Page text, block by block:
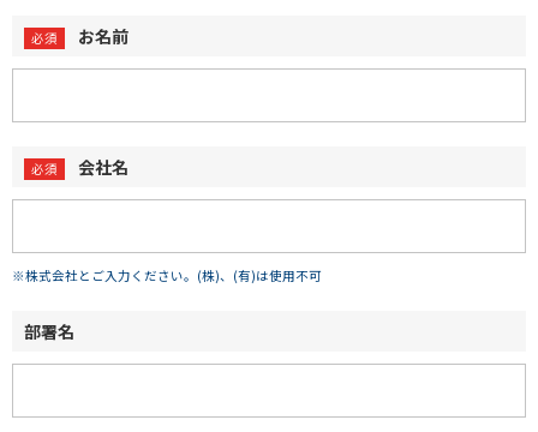
お名前
会社名
※株式会社とご入力ください。(株)、(有)は使用不可
部署名